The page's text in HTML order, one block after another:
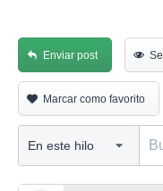
Enviar post
Marcar como favorito